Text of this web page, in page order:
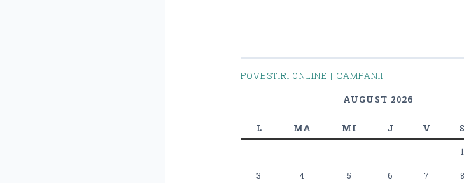
POVESTIRI ONLINE | CAMPANII
AUGUST 2026
L MA MI J V S
1
3 4 5 6 7 8